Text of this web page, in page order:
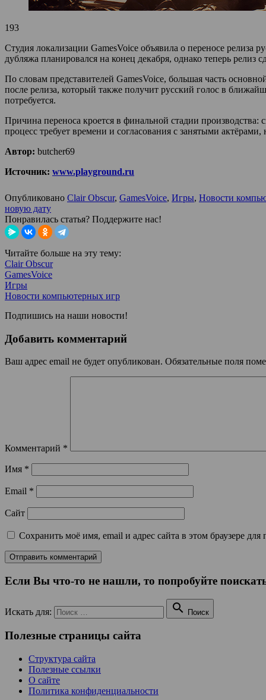
193
Студия локализации GamesVoice объявила о переносе релиза
дубляжа планировался на конец декабря, однако теперь
По словам представителей GamesVoice, большая часть
после релиза, который также получит русский голос в
потребуется.
Причина переноса кроется в финальной стадии
процесс требует времени и согласования с занятыми актёрами,
Автор: butcher69
Источник: www.playground.ru
Опубликовано Clair Obscur, GamesVoice, Игры, Новости
новую дату
Понравилась статья? Поддержите нас!
Читайте больше на эту тему:
Clair Obscur
GamesVoice
Игры
Новости компьютерных игр
Подпишись на наши новости!
Добавить комментарий
Ваш адрес email не будет опубликован. Обязательные поля
Комментарий *
Имя *
Email *
Сайт
Сохранить моё имя, email и адрес сайта в этом браузере
Если Вы что-то не нашли, то попробуйте
Искать для:  Поиск
Полезные страницы сайта
Структура сайта
Полезные ссылки
О сайте
Политика конфиденциальности